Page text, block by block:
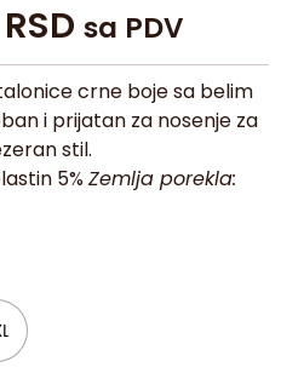
RSD sa PDV
crne boje sa belim
i prijatan za nosenje za
stil.
5%Zemlja porekla: